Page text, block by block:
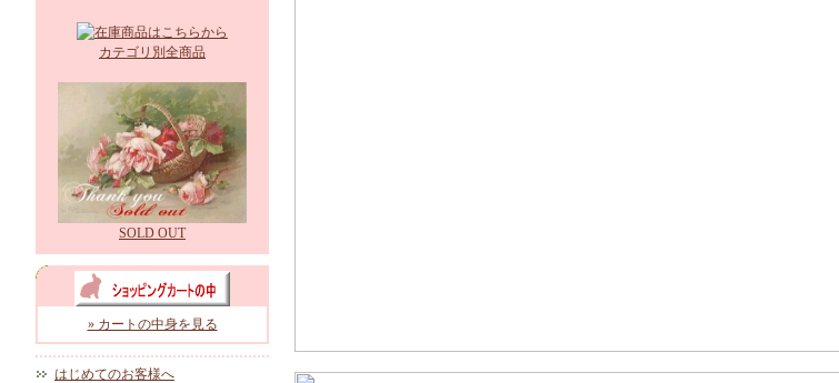
カテゴリ別全商品
SOLD OUT
» カートの中身を見る
はじめてのお客様へ